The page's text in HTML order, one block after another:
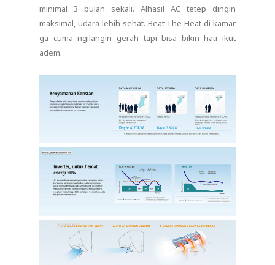
minimal 3 bulan sekali. Alhasil AC tetep dingin
maksimal, udara lebih sehat. Beat The Heat di kamar
ga cuma ngilangin gerah tapi bisa bikin hati ikut
adem.